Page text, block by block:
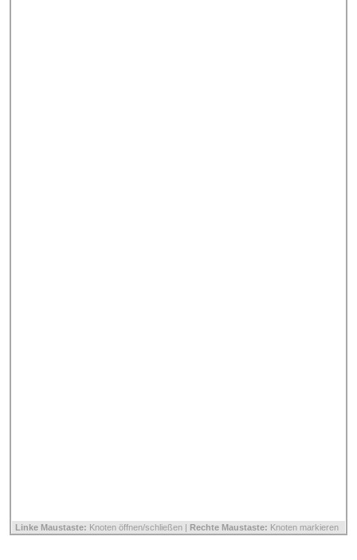
Linke Maustaste: Knoten öffnen/schließen | Rechte Maustaste: Knoten markieren